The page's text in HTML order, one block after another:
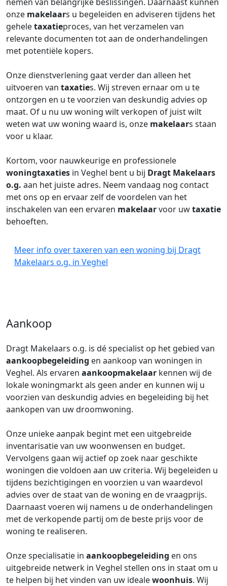
onze makelaars u begeleiden en adviseren tijdens het
geheletaxatieproces, van het verzamelen van
relevante documenten tot aan de onderhandelingen
met potentiële kopers.
Onze dienstverlening gaat verder dan alleen het
uitvoeren van taxaties. Wij streven ernaar om u te
ontzorgen en u te voorzien van deskundig advies op
maat. Of u nu uw woning wilt verkopen of juist wilt
weten wat uw woning waard is, onze makelaars staan
voor u klaar.
Kortom, voor nauwkeurige en professionele
woningtaxaties in Veghel bent u bij Dragt Makelaars
o.g. aan het juiste adres. Neem vandaag nog contact
met ons op en ervaar zelf de voordelen van het
inschakelen van een ervaren makelaarvoor uwtaxatie
behoeften.
Meer info over taxeren van een woning bij Dragt
Makelaars o.g. in Veghel
Aankoop
Dragt Makelaars o.g. is dé specialist op het gebied van
aankoopbegeleiding en aankoop van woningen in
Veghel. Als ervaren aankoopmakelaar kennen wij de
lokale woningmarkt als geen ander en kunnen wij u
voorzien van deskundig advies en begeleiding bij het
aankopen van uw droomwoning.
Onze unieke aanpak begint met een uitgebreide
inventarisatie van uw woonwensen en budget.
Vervolgens gaan wij actief op zoek naar geschikte
woningen die voldoen aan uw criteria. Wij begeleiden u
tijdens bezichtigingen en voorzien u van waardevol
advies over de staat van de woning en de vraagprijs.
Daarnaast voeren wij namens u de onderhandelingen
met de verkopende partij om de beste prijs voor de
woning te realiseren.
Onze specialisatie in aankoopbegeleiding en ons
uitgebreide netwerk in Veghel stellen ons in staat om u
te helpen bij het vinden van uw idealewoonhuis. Wij